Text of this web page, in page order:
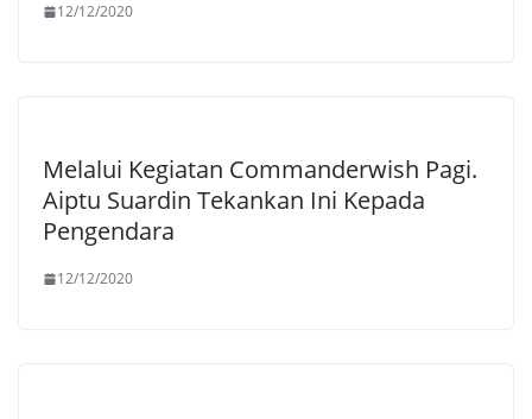
12/12/2020
Melalui Kegiatan Commanderwish Pagi.
Aiptu Suardin Tekankan Ini Kepada
Pengendara
12/12/2020